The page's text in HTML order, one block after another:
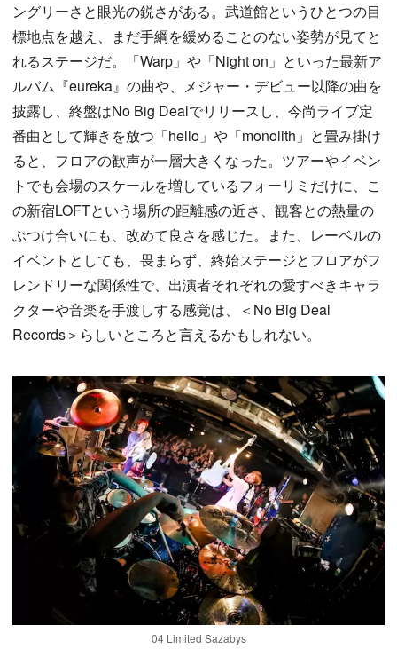
ングリーさと眼光の鋭さがある。武道館というひとつの目
標地点を越え、まだ手綱を緩めることのない姿勢が見てと
れるステージだ。「Warp」や「Night on」といった最新ア
ルバム『eureka』の曲や、メジャー・デビュー以降の曲を
披露し、終盤はNo Big Dealでリリースし、今尚ライブ定
番曲として輝きを放つ「hello」や「monolith」と畳み掛け
ると、フロアの歓声が一層大きくなった。ツアーやイベン
トでも会場のスケールを増しているフォーリミだけに、こ
の新宿LOFTという場所の距離感の近さ、観客との熱量の
ぶつけ合いにも、改めて良さを感じた。また、レーベルの
イベントとしても、畏まらず、終始ステージとフロアがフ
レンドリーな関係性で、出演者それぞれの愛すべきキャラ
クターや音楽を手渡しする感覚は、＜No Big Deal
Records＞らしいところと言えるかもしれない。
04 Limited Sazabys